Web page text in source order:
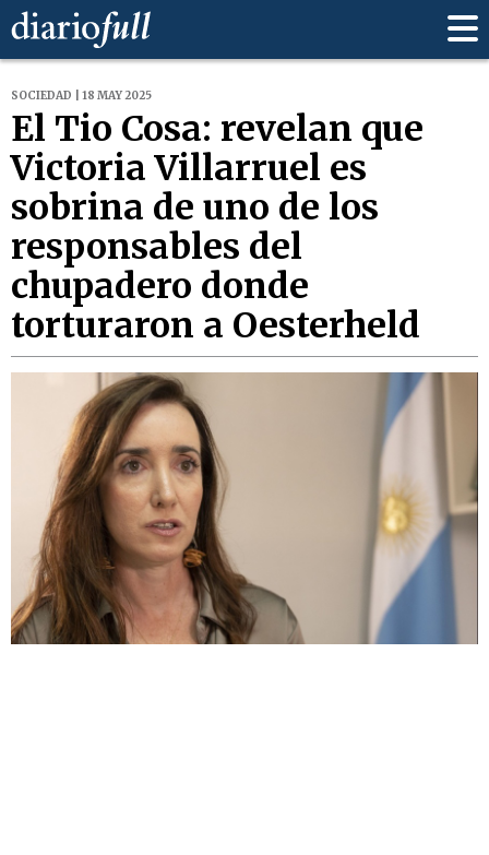
SOCIEDAD | 18 MAY 2025
El Tio Cosa: revelan que
Victoria Villarruel es
sobrina de uno de los
responsables del
chupadero donde
torturaron a Oesterheld